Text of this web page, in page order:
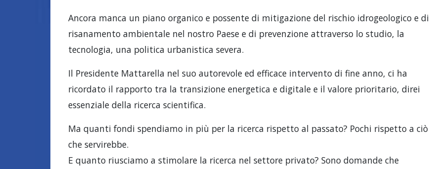
Ancora manca un piano organico e possente di mitigazione del rischio idrogeologico e di
risanamento ambientale nel nostro Paese e di prevenzione attraverso lo studio, la
tecnologia, una politica urbanistica severa.
Il Presidente Mattarella nel suo autorevole ed efficace intervento di fine anno, ci ha
ricordato il rapporto tra la transizione energetica e digitale e il valore prioritario, direi
essenziale della ricerca scientifica.
Ma quanti fondi spendiamo in più per la ricerca rispetto al passato? Pochi rispetto a ciò
che servirebbe.
E quanto riusciamo a stimolare la ricerca nel settore privato? Sono domande che